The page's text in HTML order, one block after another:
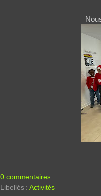
0 commentaires
Libellés : Activités